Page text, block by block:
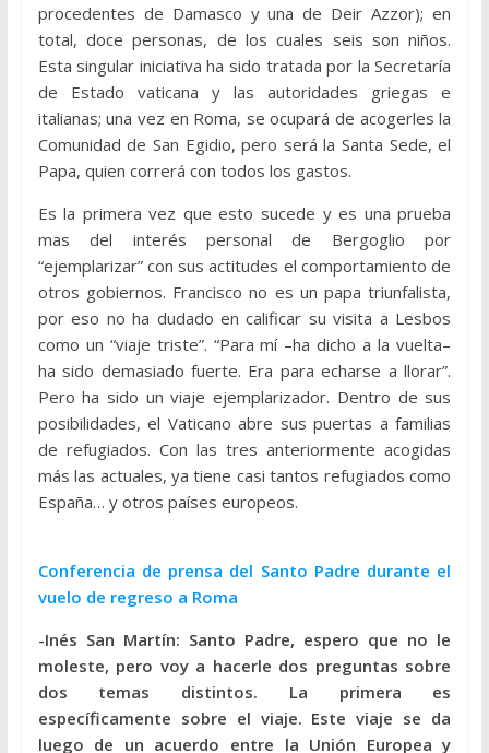
procedentes de Damasco y una de Deir Azzor); en
total, doce personas, de los cuales seis son niños.
Esta singular iniciativa ha sido tratada por la Secretaría
de Estado vaticana y las autoridades griegas e
italianas; una vez en Roma, se ocupará de acogerles la
Comunidad de San Egidio, pero será la Santa Sede, el
Papa, quien correrá con todos los gastos.
Es la primera vez que esto sucede y es una prueba
mas del interés personal de Bergoglio por
“ejemplarizar” con sus actitudes el comportamiento de
otros gobiernos. Francisco no es un papa triunfalista,
por eso no ha dudado en calificar su visita a Lesbos
como un “viaje triste”. “Para mí –ha dicho a la vuelta–
ha sido demasiado fuerte. Era para echarse a llorar”.
Pero ha sido un viaje ejemplarizador. Dentro de sus
posibilidades, el Vaticano abre sus puertas a familias
de refugiados. Con las tres anteriormente acogidas
más las actuales, ya tiene casi tantos refugiados como
España… y otros países europeos.
Conferencia de prensa del Santo Padre durante el
vuelo de regreso a Roma
-Inés San Martín: Santo Padre, espero que no le
moleste, pero voy a hacerle dos preguntas sobre
dos temas distintos. La primera es
específicamente sobre el viaje. Este viaje se da
luego de un acuerdo entre la Unión Europea y